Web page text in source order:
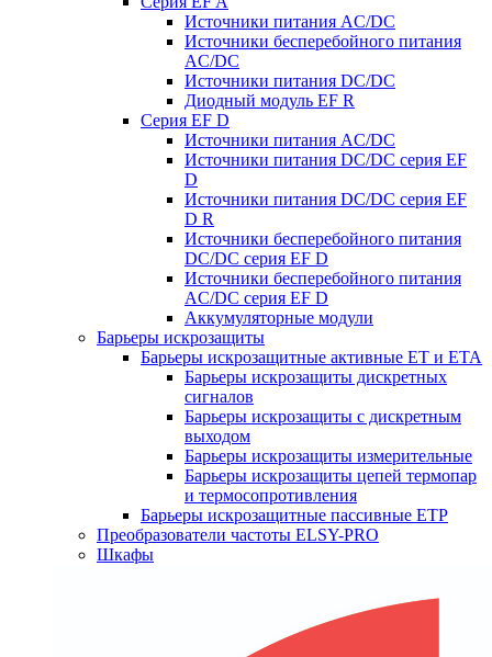
Источники питания AC/DC
Источники бесперебойного питания
AC/DC
Источники питания DC/DC
Диодный модуль EF R
Серия EF D
Источники питания AC/DC
Источники питания DC/DC серия EF
D
Источники питания DC/DC серия EF
D R
Источники бесперебойного питания
DC/DC серия EF D
Источники бесперебойного питания
AC/DC серия EF D
Аккумуляторные модули
Барьеры искрозащиты
Барьеры искрозащитные активные ET и ETA
Барьеры искрозащиты дискретных
сигналов
Барьеры искрозащиты с дискретным
выходом
Барьеры искрозащиты измерительные
Барьеры искрозащиты цепей термопар
и термосопротивления
Барьеры искрозащитные пассивные ЕТР
Преобразователи частоты ELSY-PRO
Шкафы